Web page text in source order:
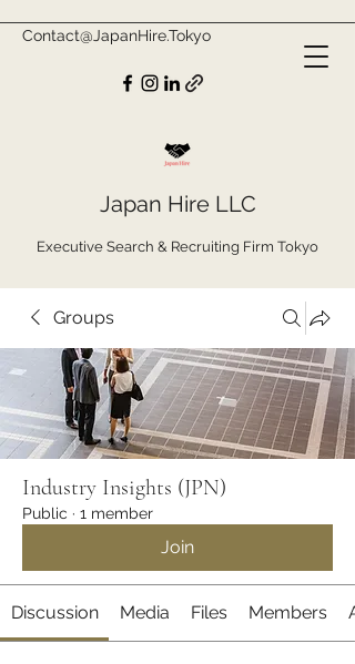
Japan Hire LLC
Executive Search & Recruiting Firm Tokyo
Contact@JapanHire.Tokyo
Groups
Industry Insights (JPN)
Public · 1 member
Join
Discussion Media Files Members